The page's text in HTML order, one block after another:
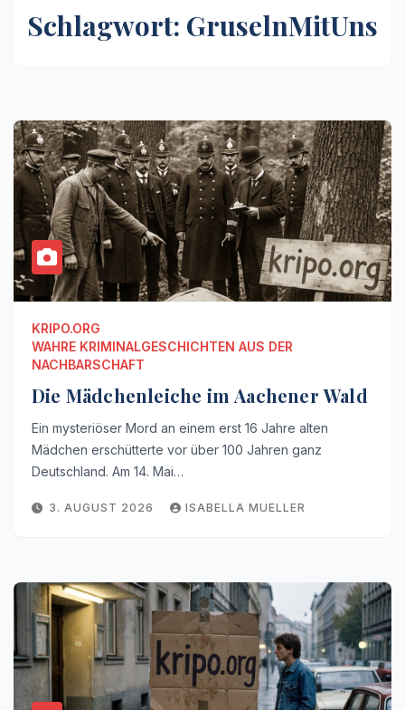
Schlagwort: GruselnMitUns
KRIPO.ORG
WAHRE KRIMINALGESCHICHTEN AUS DER
NACHBARSCHAFT
Die Mädchenleiche im Aachener Wald
Ein mysteriöser Mord an einem erst 16 Jahre alten
Mädchen erschütterte vor über 100 Jahren ganz
Deutschland. Am 14. Mai…
3. AUGUST 2026 ISABELLA MUELLER